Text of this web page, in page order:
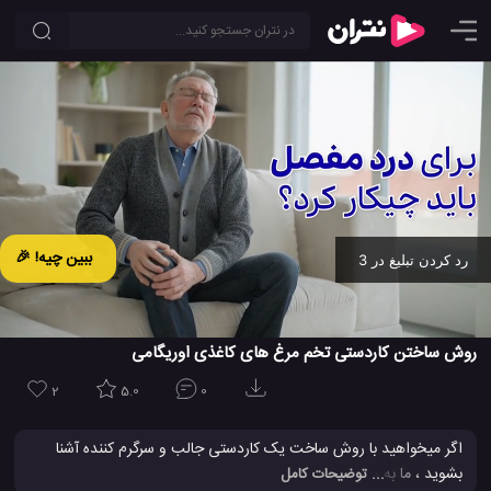
ببین چیه! 🎉 رد کردن تبلیغ در 2
روش ساختن کاردستی تخم مرغ های کاغذی اوریگامی
2 5.0 0
اگر میخواهید با روش ساخت یک کاردستی جالب و سرگرم کننده آشنا
بشوید ، ما به شما دیدن این ویدیو را توصیه می کنیم. شما می توانید در
... توضیحات کامل